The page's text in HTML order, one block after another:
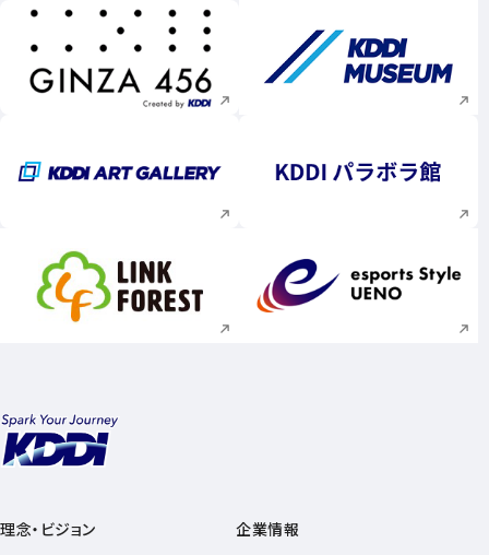
新規ウィンドウで開く 新規ウィンドウで
新規ウィンドウで開く 新規ウィンドウで
新規ウィンドウで開く 新規ウィンドウで
理念・ビジョン
企業情報